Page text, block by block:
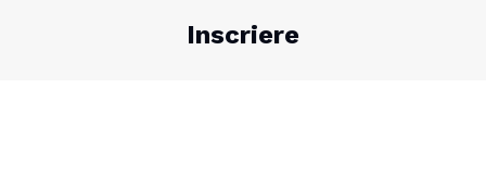
Inscriere